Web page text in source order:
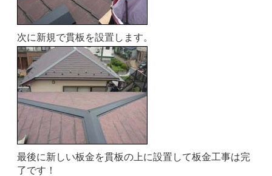
次に新規で貫板を設置します。
最後に新しい板金を貫板の上に設置して板金工事は完
了です！